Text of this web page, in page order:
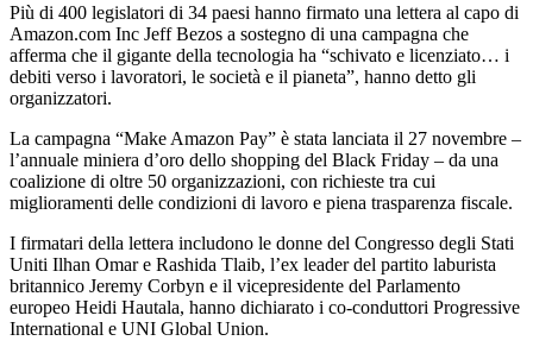
Più di 400 legislatori di 34 paesi hanno firmato una lettera al capo di
Amazon.com Inc Jeff Bezos a sostegno di una campagna che
afferma che il gigante della tecnologia ha “schivato e licenziato… i
debiti verso i lavoratori, le società e il pianeta”, hanno detto gli
organizzatori.
La campagna “Make Amazon Pay” è stata lanciata il 27 novembre –
l’annuale miniera d’oro dello shopping del Black Friday – da una
coalizione di oltre 50 organizzazioni, con richieste tra cui
miglioramenti delle condizioni di lavoro e piena trasparenza fiscale.
I firmatari della lettera includono le donne del Congresso degli Stati
Uniti Ilhan Omar e Rashida Tlaib, l’ex leader del partito laburista
britannico Jeremy Corbyn e il vicepresidente del Parlamento
europeo Heidi Hautala, hanno dichiarato i co-conduttori Progressive
International e UNI Global Union.